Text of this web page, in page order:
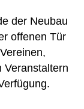
der Neubau
offenen Tür
Veranstaltern